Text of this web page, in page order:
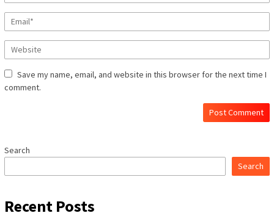
Save my name, email, and website in this browser for the next time I
comment.
Search
Search
Recent Posts